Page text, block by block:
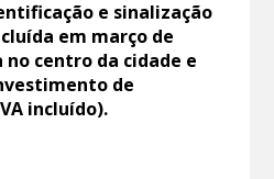
e sinalização
em março de
centro da cidade e
de
incluído).